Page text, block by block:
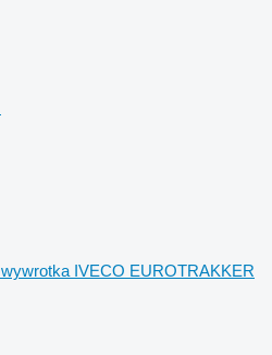
wywrotka IVECO EUROTRAKKER